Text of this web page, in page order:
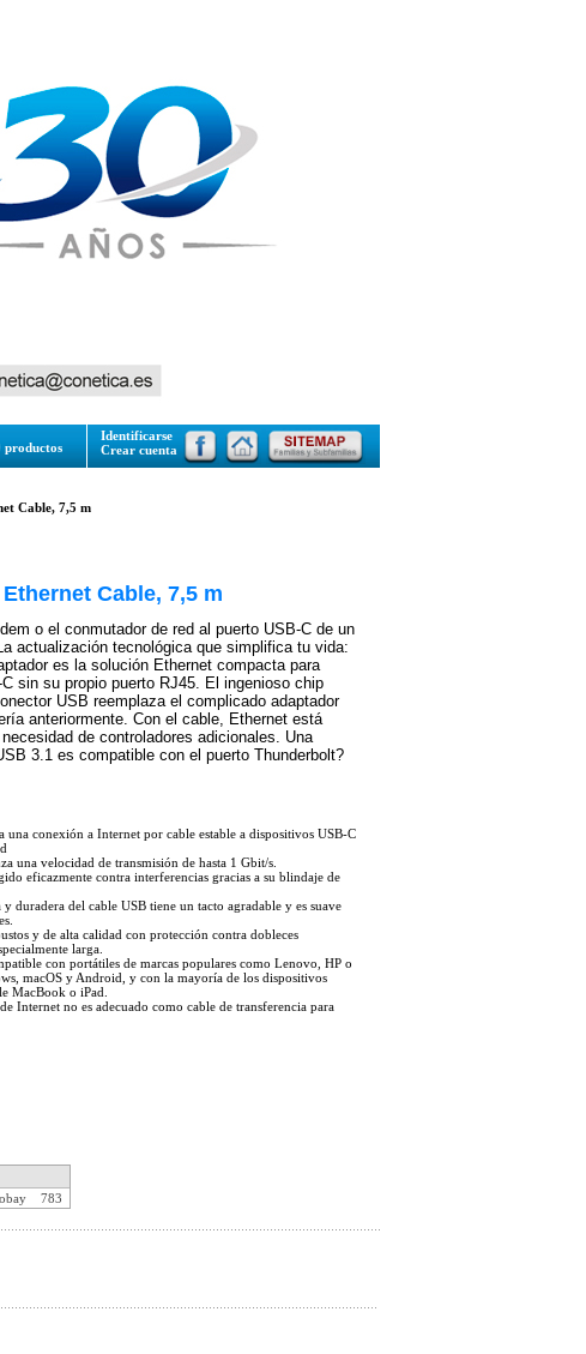
productos
Identificarse
Crear cuenta
Cable, 7,5 m
Cable, 7,5 m
o el conmutador de red al puerto USB-C de un
actualización tecnológica que simplifica tu vida:
es la solución Ethernet compacta para
sin su propio puerto RJ45. El ingenioso chip
USB reemplaza el complicado adaptador
anteriormente. Con el cable, Ethernet está
de controladores adicionales. Una
3.1 es compatible con el puerto Thunderbolt?
conexión a Internet por cable estable a dispositivos USB-C
una velocidad de transmisión de hasta 1 Gbit/s.
eficazmente contra interferencias gracias a su blindaje de
duradera del cable USB tiene un tacto agradable y es suave
y de alta calidad con protección contra dobleces
larga.
con portátiles de marcas populares como Lenovo, HP o
macOS y Android, y con la mayoría de los dispositivos
MacBook o iPad.
Internet no es adecuado como cable de transferencia para
783